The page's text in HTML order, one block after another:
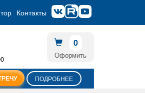
Контакты
0
Оформить
ПОДРОБНЕЕ